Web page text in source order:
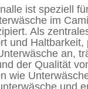
ist speziell
im
Als
und
an,
der Qualität
wie